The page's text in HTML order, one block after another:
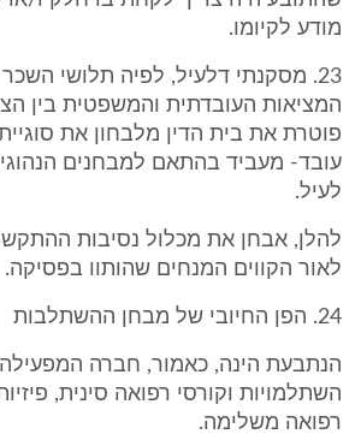
מודע לקיומו.
23. מסקנתי דלעיל, לפיה תלושי
המציאות העובדתית והמשפטית בין
פוטרת את בית הדין מלבחון את
עובד- מעביד בהתאם למבחנים
לעיל.
להלן, אבחן את מכלול נסיבות
לאור הקווים המנחים שהותוו בפסיקה.
24. הפן החיובי של מבחן ההשתלבות
הנתבעת הינה, כאמור, חברה
השתלמויות וקורסי רפואה סינית,
רפואה משלימה.